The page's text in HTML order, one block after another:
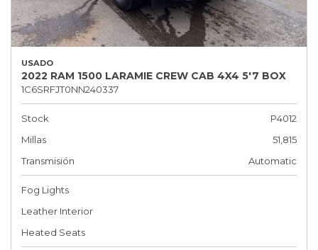
USADO
2022 RAM 1500 LARAMIE CREW CAB 4X4 5'7 BOX
1C6SRFJT0NN240337
Stock
P4012
Millas
51,815
Transmisión
Automatic
Fog Lights
Leather Interior
Heated Seats